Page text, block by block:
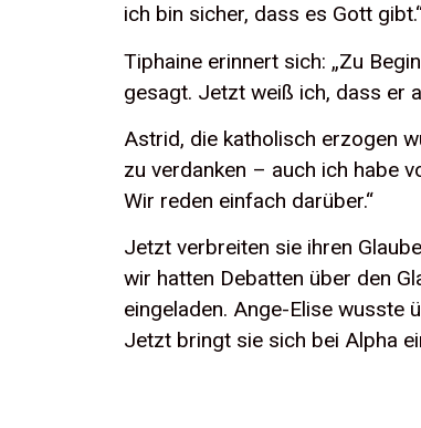
ich bin sicher, dass es Gott
Tiphaine erinnert sich: „Zu
gesagt. Jetzt weiß ich, dass er
Astrid, die katholisch erzogen
zu verdanken – auch ich habe
Wir reden einfach darüber.“
Jetzt verbreiten sie ihren
wir hatten Debatten über den
eingeladen. Ange-Elise wusste
Jetzt bringt sie sich bei Alpha